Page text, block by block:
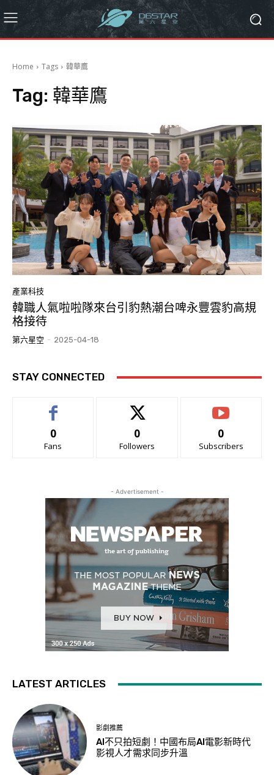
Home Tags 韓華鷹
Tag: 韓華鷹
產業科技
韓職人氣啦啦隊來台引豹熱潮台啤永豐雲豹高規
格接待
第六星空 - 2025-04-18
STAY CONNECTED
0
Fans
0
Followers
0
Subscribers
- Advertisement -
LATEST ARTICLES
影劇推薦
AI不只拍短劇！中國布局AI電影新時代
影視人才需求同步升溫